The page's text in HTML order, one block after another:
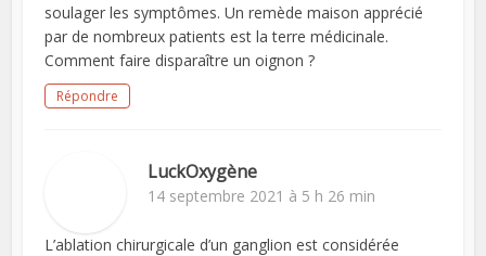
soulager les symptômes. Un remède maison apprécié
par de nombreux patients est la terre médicinale.
Comment faire disparaître un oignon ?
Répondre
LuckOxygène
14 septembre 2021 à 5 h 26 min
L’ablation chirurgicale d’un ganglion est considérée